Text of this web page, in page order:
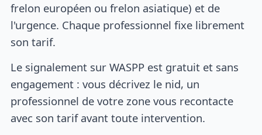
frelon européen ou frelon asiatique) et de
l'urgence. Chaque professionnel fixe librement
son tarif.
Le signalement sur WASPP est gratuit et sans
engagement : vous décrivez le nid, un
professionnel de votre zone vous recontacte
avec son tarif avant toute intervention.